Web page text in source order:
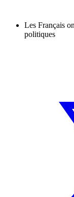
Les Français
politiques